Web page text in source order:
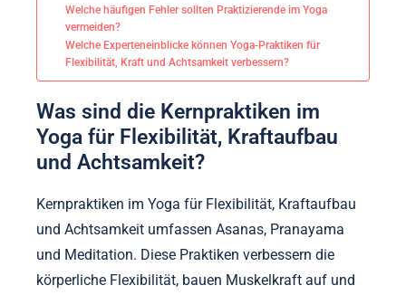
Welche häufigen Fehler sollten Praktizierende im Yoga
vermeiden?
Welche Experteneinblicke können Yoga-Praktiken für
Flexibilität, Kraft und Achtsamkeit verbessern?
Was sind die Kernpraktiken im
Yoga für Flexibilität, Kraftaufbau
und Achtsamkeit?
Kernpraktiken im Yoga für Flexibilität, Kraftaufbau
und Achtsamkeit umfassen Asanas, Pranayama
und Meditation. Diese Praktiken verbessern die
körperliche Flexibilität, bauen Muskelkraft auf und